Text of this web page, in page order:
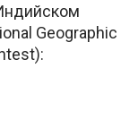
Geographic